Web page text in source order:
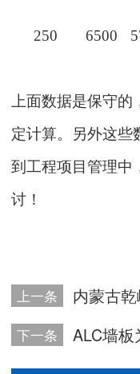
250 6500
上面数据是保守的
定计算。另外这些
到工程项目管理中
讨 ！
上一条
下一条 ALC墙板